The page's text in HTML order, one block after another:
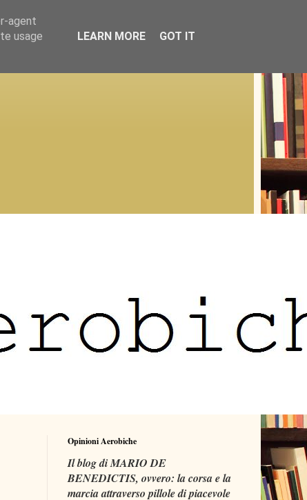
Opinioni Aerobiche
Il blog di MARIO DE
BENEDICTIS, ovvero: la corsa e la
marcia attraverso pillole di piacevole
agent
usage
LEARN MORE GOT IT